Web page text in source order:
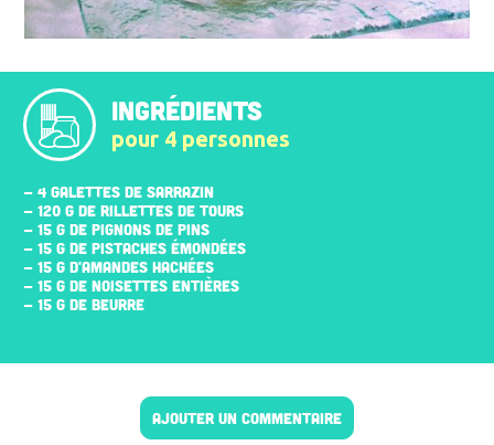
INGRÉDIENTS
pour 4 personnes
- 4 GALETTES DE SARRAZIN
- 120 G DE RILLETTES DE TOURS
- 15 G DE PIGNONS DE PINS
- 15 G DE PISTACHES ÉMONDÉES
- 15 G D'AMANDES HACHÉES
- 15 G DE NOISETTES ENTIÈRES
- 15 G DE BEURRE
AJOUTER UN COMMENTAIRE